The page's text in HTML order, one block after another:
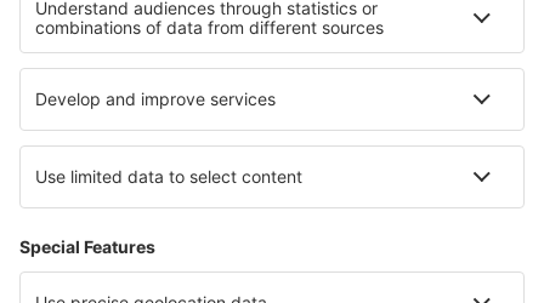
Cele mai bune locuri de cazare - regiuni
Cazare în Dachstein Cazare in Jacksonville Coast
Cazare in Regiunea Varna Cazare in Ñuble